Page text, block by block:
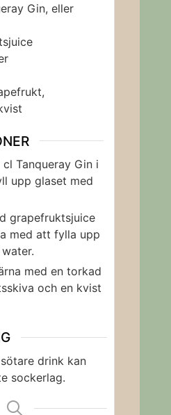
Gin, eller
Tanqueray Gin i
upp glaset med
grapefruktsjuice
med att fylla upp
med en torkad
och en kvist
drink kan
sockerlag.